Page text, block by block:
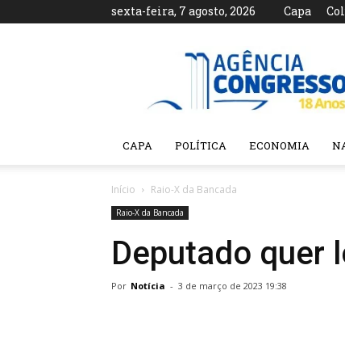
sexta-feira, 7 agosto, 2026 Capa
Agência
CAPA POLÍTICA ECONOMIA
Início Raio-X da Bancada
Raio-X da Bancada
Deputado quer
Por Notícia - 3 de março de 2023 19:38